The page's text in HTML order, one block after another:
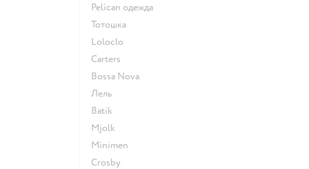
Pelican одежда
Тотошка
Loloclo
Сarters
Bossa Nova
Лель
Batik
Mjolk
Minimen
Crosby